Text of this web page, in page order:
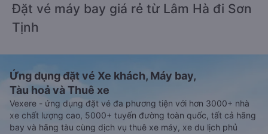
Đặt vé máy bay giá rẻ từ Lâm Hà đi Sơn
Tịnh
Ứng dụng đặt vé Xe khách, Máy bay,
Tàu hoả và Thuê xe
Vexere - ứng dụng đặt vé đa phương tiện với hơn 3000+ nhà
xe chất lượng cao, 5000+ tuyến đường toàn quốc, tất cả hãng
bay và hãng tàu cùng dịch vụ thuê xe máy, xe du lịch phủ